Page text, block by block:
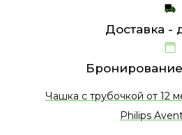
Доставка -
Чашка c трубочкой от 12
Philips